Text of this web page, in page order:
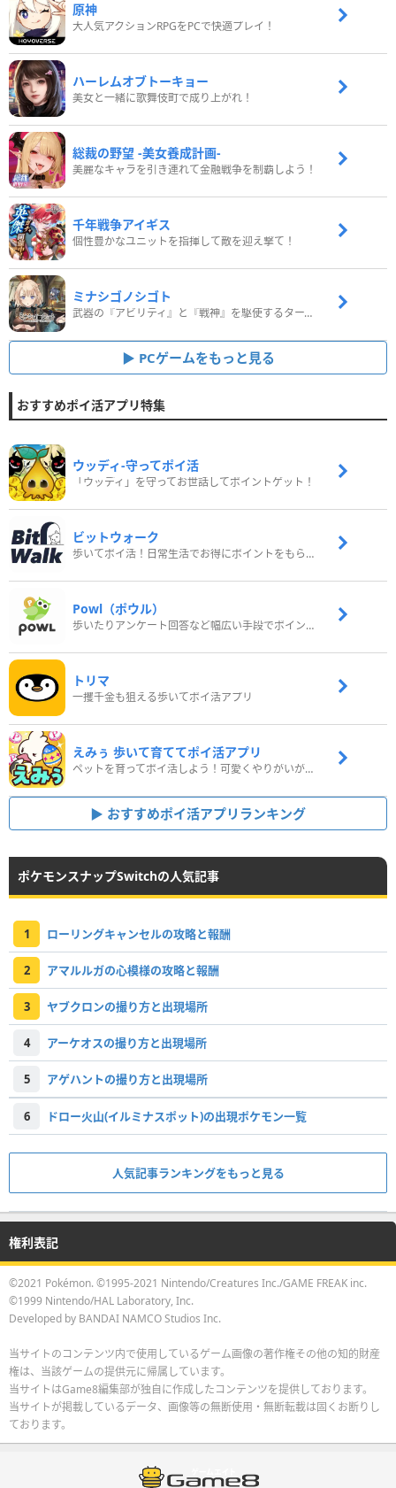
原神
大人気アクションRPGをPCで快適プレイ！
ハーレムオブトーキョー
美女と一緒に歌舞伎町で成り上がれ！
総裁の野望 -美女養成計画-
美麗なキャラを引き連れて金融戦争を制覇しよう！
千年戦争アイギス
個性豊かなユニットを指揮して敵を迎え撃て！
ミナシゴノシゴト
武器の『アビリティ』と『戦神』を駆使するターン制コマンドバトルRPG！
PCゲームをもっと見る
おすすめポイ活アプリ特集
ウッディ‐守ってポイ活
「ウッディ」を守ってお世話してポイントゲット！
ビットウォーク
歩いてポイ活！日常生活でお得にポイントをもらおう
Powl（ポウル）
歩いたりアンケート回答など幅広い手段でポイントをゲット
トリマ
一攫千金も狙える歩いてポイ活アプリ
えみぅ 歩いて育ててポイ活アプリ
ペットを育ってポイ活しよう！可愛くやりがいがある新感覚アプリ
おすすめポイ活アプリランキング
ポケモンスナップSwitchの人気記事
1 ローリングキャンセルの攻略と報酬
2 アマルルガの心模様の攻略と報酬
3 ヤブクロンの撮り方と出現場所
4 アーケオスの撮り方と出現場所
5 アゲハントの撮り方と出現場所
6 ドロー火山(イルミナスポット)の出現ポケモン一覧
人気記事ランキングをもっと見る
権利表記
©2021 Pokémon. ©1995-2021 Nintendo/Creatures Inc./GAME FREAK inc.
©1999 Nintendo/HAL Laboratory, Inc.
Developed by BANDAI NAMCO Studios Inc.
当サイトのコンテンツ内で使用しているゲーム画像の著作権その他の知的財産
権は、当該ゲームの提供元に帰属しています。
当サイトはGame8編集部が独自に作成したコンテンツを提供しております。
当サイトが掲載しているデータ、画像等の無断使用・無断転載は固くお断りし
ております。